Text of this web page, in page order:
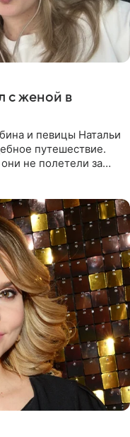
с женой в
и певицы Натальи
путешествие.
не полетели за